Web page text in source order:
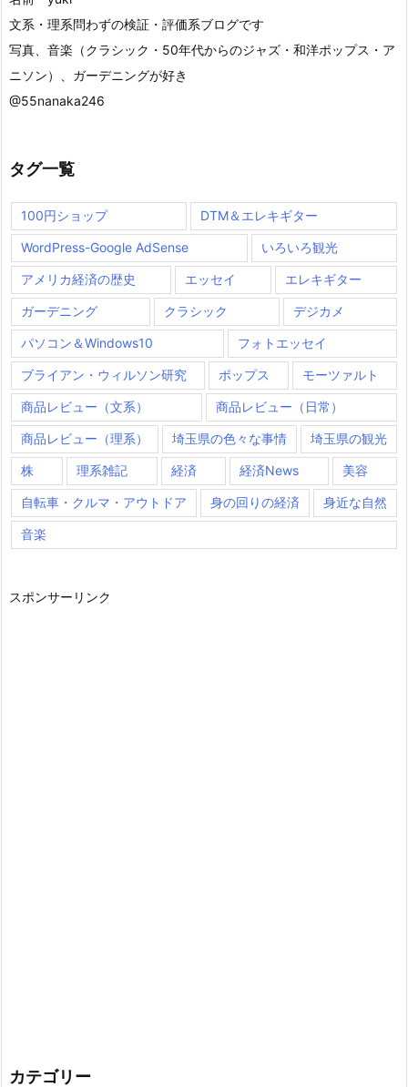
文系・理系問わずの検証・評価系ブログです
写真、音楽（クラシック・50年代からのジャズ・和洋ポップス・ア
ニソン）、ガーデニングが好き
@55nanaka246
タグ一覧
100円ショップ DTM＆エレキギター
WordPress-Google AdSense いろいろ観光
アメリカ経済の歴史 エッセイ エレキギター
ガーデニング クラシック デジカメ
パソコン＆Windows10 フォトエッセイ
ブライアン・ウィルソン研究 ポップス モーツァルト
商品レビュー（文系） 商品レビュー（日常）
商品レビュー（理系） 埼玉県の色々な事情 埼玉県の観光
株 理系雑記 経済 経済News 美容
自転車・クルマ・アウトドア 身の回りの経済 身近な自然
音楽
スポンサーリンク
カテゴリー